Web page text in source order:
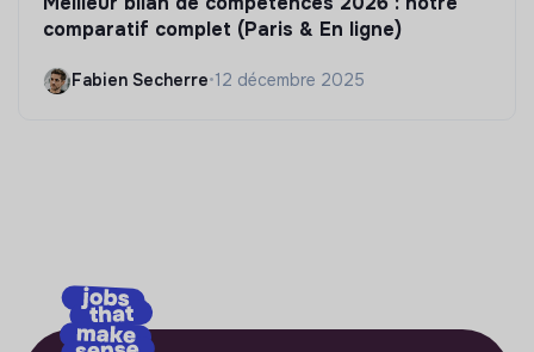
comparatif complet (Paris & En ligne)
Fabien Secherre•12 décembre 2025